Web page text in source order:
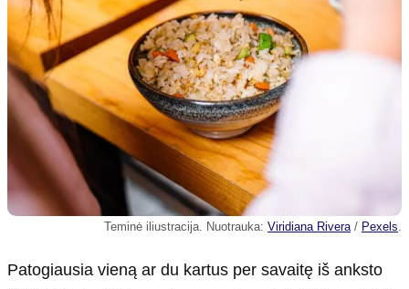
Teminė iliustracija. Nuotrauka: Viridiana Rivera/ Pexels.
Patogiausia vieną ar du kartus per savaitę iš anksto